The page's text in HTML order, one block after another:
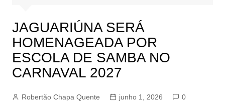
JAGUARIÚNA SERÁ
HOMENAGEADA POR
ESCOLA DE SAMBA NO
CARNAVAL 2027
Robertão Chapa Quente junho 1, 2026
0